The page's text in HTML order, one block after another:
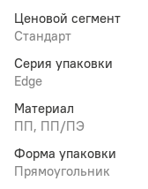
Ценовой сегмент
Стандарт
Серия упаковки
Edge
Материал
ПП, ПП/ПЭ
Форма упаковки
Прямоугольник